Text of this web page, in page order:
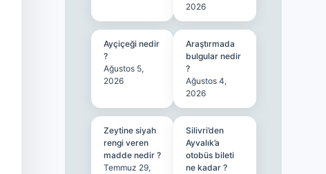
2026
Ayçiçeği nedir
?
Ağustos 5,
2026
Araştırmada
bulgular nedir
?
Ağustos 4,
2026
Zeytine siyah
rengi veren
madde nedir ?
Temmuz 29,
Silivri’den
Ayvalık’a
otobüs bileti
ne kadar ?